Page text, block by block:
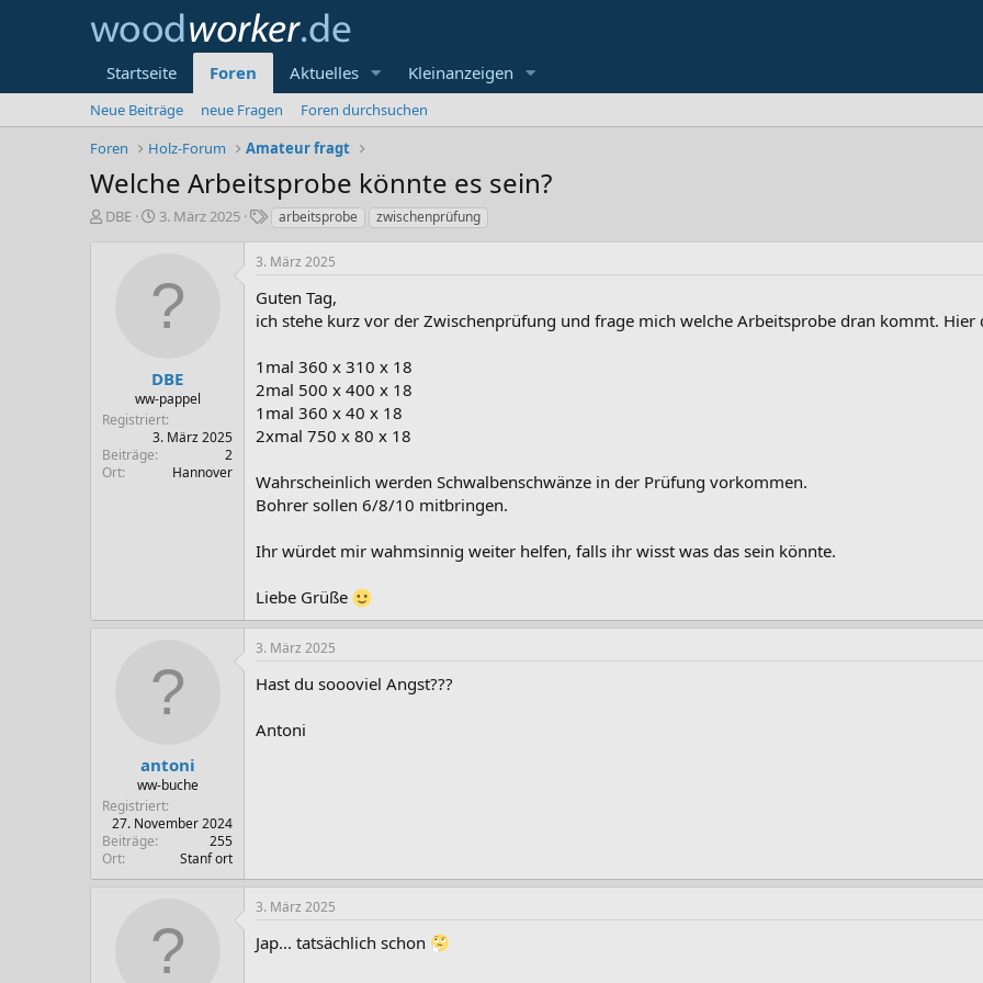
Startseite Foren Aktuelles Kleinanzeigen
Neue Beiträge neue Fragen
Foren durchsuchen
Foren
Holz-Forum Amateur fragt
Welche Arbeitsprobe könnte es sein?
E
DBE
E
e
a
m
3. März 2025
S
h
a
g
w
r
t
e
arbeitsprobe zwischenprüfung
DBE
ww-pappel
Registriert
3. März 2025
Beiträge
2
Ort
Hannover
3. März 2025
Guten Tag,
ich stehe kurz vor der Zwischenprüfung und frage mich welche Arbeitsprobe dran kommt. Hier
1mal 360 x 310 x 18
2mal 500 x 400 x 18
1mal 360 x 40 x 18
2xmal 750 x 80 x 18
Wahrscheinlich werden Schwalbenschwänze in der Prüfung vorkommen.
Bohrer sollen 6/8/10 mitbringen.
Ihr würdet mir wahmsinnig weiter helfen, falls ihr wisst was das sein könnte.
Liebe Grüße
antoni
ww-buche
Registriert
27. November 2024
Beiträge
255
Ort
Stanf ort
3. März 2025
Hast du soooviel Angst???
Antoni
3. März 2025
Jap... tatsächlich schon